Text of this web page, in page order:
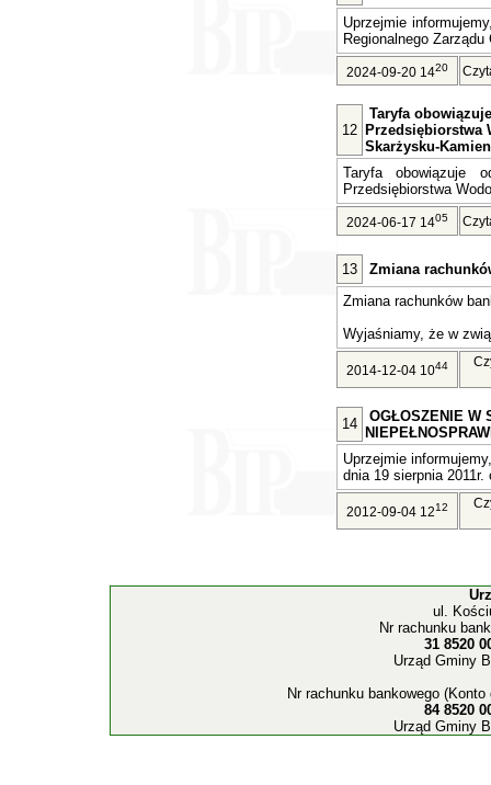
Uprzejmie
Regionalnego
2024-09-20 1420
12
Taryfa
Przedsiębiorstwa
Skarżysku-
Taryfa obowiązuje
Przedsiębiorstwa
2024-06-17 1405
13
Zmiana
Zmiana rachunków
Wyjaśniamy, że w
2014-12-04 1044
14
OGŁOSZENIE W
Uprzejmie
dnia 19 sierpnia
2012-09-04 1212
ul.
Nr rachunku
31 8520
Urząd Gminy
Nr rachunku bankowego
84 8520
Urząd Gminy